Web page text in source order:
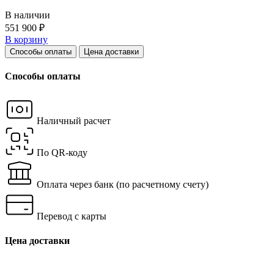
В наличии
551 900 ₽
В корзину
Способы оплаты Цена доставки
Способы оплаты
Наличный расчет
По QR-коду
Оплата через банк (по расчетному счету)
Перевод с карты
Цена доставки